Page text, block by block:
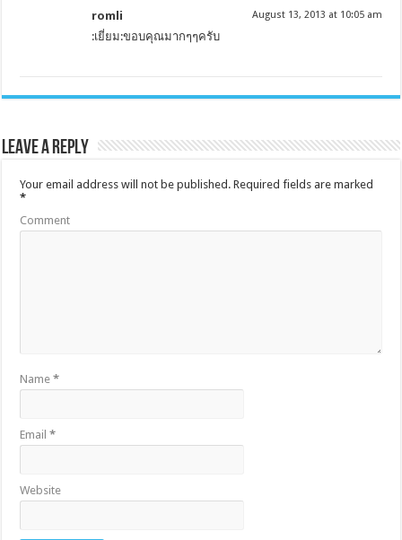
romli August 13, 2013 at 10:05 am
:เยี่ยม:ขอบคุณมากๆๆครับ
Leave a Reply
Your email address will not be published. Required fields are marked
*
Comment
Name*
Email*
Website